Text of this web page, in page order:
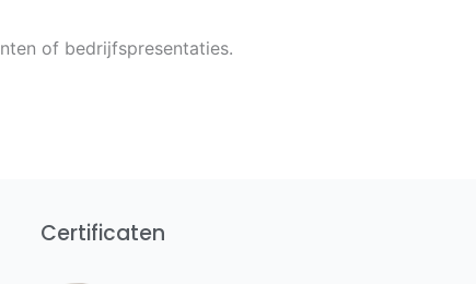
of bedrijfspresentaties.
Certificaten